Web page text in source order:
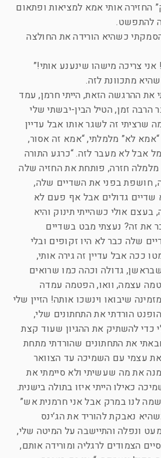
החזירה אותי אמא למציאות ופתאום
להתפשט.
כשהיא הורידה את החולצה
אני צריכה מישהו שינענע אותי!”
מתכוונת לזה.
ההרגשה הזאת, הייתי חרמן, עמד
הרבה זמן, הטיל הבין-יבשתי שלי
שרציתי זה לשגר אותו אבל עדיין
לא” מלמלתי, “אמא זה אסור,
אבל לא מעבר לזה. “כרגע התורה
מלמלה חזרה, פותחת את החזיה שלה
חושפת בפני את השדיים שלה,
שדיים גדולים אבל אף פעם לא
אולי כשהייתי תינוק והיא
את זה? נעצתי מבט בשדיים
שלה כבר לא היו זקופים ובלי
ככה אבל עדיין זה גירה אותי,
גדולה וכהה כמו שרואים
עצמה, וואו, הפטמה עמדה
שיבואו וינשכו אותה! הזיין שלי
הורדתי את התחתונים שלי,
כדי להשתיק את ההגיון שעוד קצת
את התחתונים שהורדתי מתחת
את עצמי עם השמיכה עד הצוואר
את מה שעשיתי ולא סיימתי את
כאילו הייתי איזו בתולה בישנית.
לנו במרק אבל אני חרמנית אש”
נאבקת להוריד את הג’ינס
ונפלה והתיישבה על המיטה שלי,
הצמודים לרגליה ומורידה אותם,